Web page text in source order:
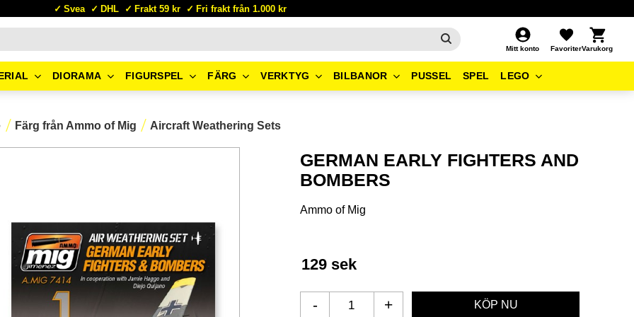
Svea DHL Frakt 59 kr Fri frakt från 1.000 kr
Mitt konto
Favoriter
Kundvagn
DIORAMA FIGURSPEL FÄRG VERKTYG BILBANOR PUSSEL SPEL LEGO
Färg från Ammo of Mig Aircraft Weathering Sets
GERMAN EARLY FIGHTERS AND
BOMBERS
Ammo of Mig
129 sek
+
-